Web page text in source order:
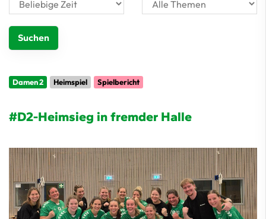
Damen 2 Heimspiel Spielbericht
#D2-Heimsieg in fremder Halle